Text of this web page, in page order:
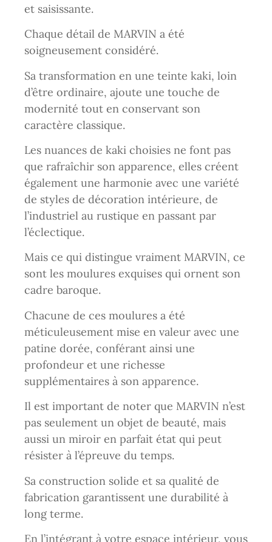
et saisissante.
Chaque détail de MARVIN a été
soigneusement considéré.
Sa transformation en une teinte kaki, loin
d’être ordinaire, ajoute une touche de
modernité tout en conservant son
caractère classique.
Les nuances de kaki choisies ne font pas
que rafraîchir son apparence, elles créent
également une harmonie avec une variété
de styles de décoration intérieure, de
l’industriel au rustique en passant par
l’éclectique.
Mais ce qui distingue vraiment MARVIN, ce
sont les moulures exquises qui ornent son
cadre baroque.
Chacune de ces moulures a été
méticuleusement mise en valeur avec une
patine dorée, conférant ainsi une
profondeur et une richesse
supplémentaires à son apparence.
Il est important de noter que MARVIN n’est
pas seulement un objet de beauté, mais
aussi un miroir en parfait état qui peut
résister à l’épreuve du temps.
Sa construction solide et sa qualité de
fabrication garantissent une durabilité à
long terme.
En l’intégrant à votre espace intérieur, vous